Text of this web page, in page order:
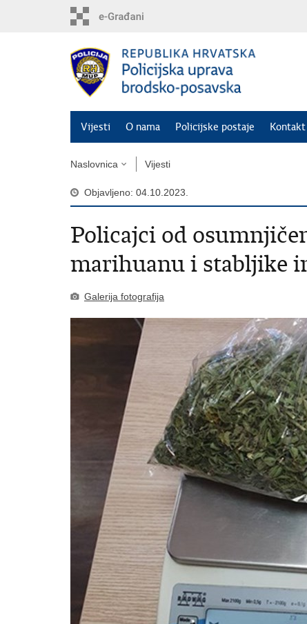
Vijesti O nama Policijske postaje
Naslovnica Vijesti
Objavljeno: 04.10.2023.
Policajci od
marihuanu i stabljike
Galerija fotografija